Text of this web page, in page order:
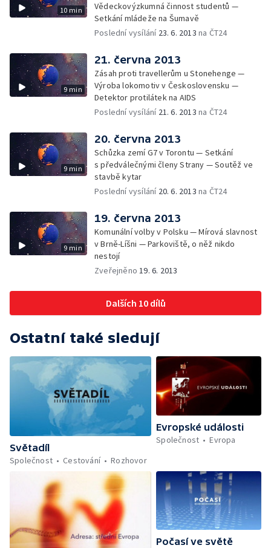
10 min
Vědeckovýzkumná činnost studentů —
Setkání mládeže na Šumavě
Poslední vysílání 23. 6. 2013 na ČT24
9 min
21. června 2013
Zásah proti travellerům u Stonehenge —
Výroba lokomotiv v Československu —
Detektor protilátek na AIDS
Poslední vysílání 21. 6. 2013 na ČT24
9 min
20. června 2013
Schůzka zemí G7 v Torontu — Setkání
s předválečnými členy Strany — Soutěž ve
stavbě kytar
Poslední vysílání 20. 6. 2013 na ČT24
9 min
19. června 2013
Komunální volby v Polsku — Mírová slavnost
v Brně-Líšni — Parkoviště, o něž nikdo
nestojí
Zveřejněno19. 6. 2013
Dalších 10 dílů
Ostatní také sledují
Světadíl
Společnost
Cestování Rozhovor
Evropské události
Společnost
Evropa
Počasí ve světě